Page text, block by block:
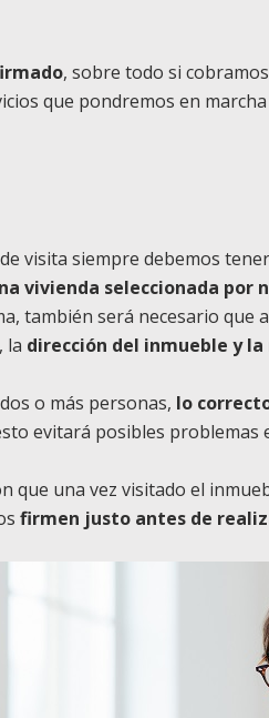
, sobre todo si
que pondremos en
visita siempre debemos
vivienda seleccionada por
también será necesario que
la dirección del inmueble y
o más personas, lo
evitará posibles
que una vez visitado el
firmen justo antes de